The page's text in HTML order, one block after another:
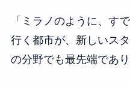
「ミラノのように、す
行く都市が、新しいス
の分野でも最先端であり